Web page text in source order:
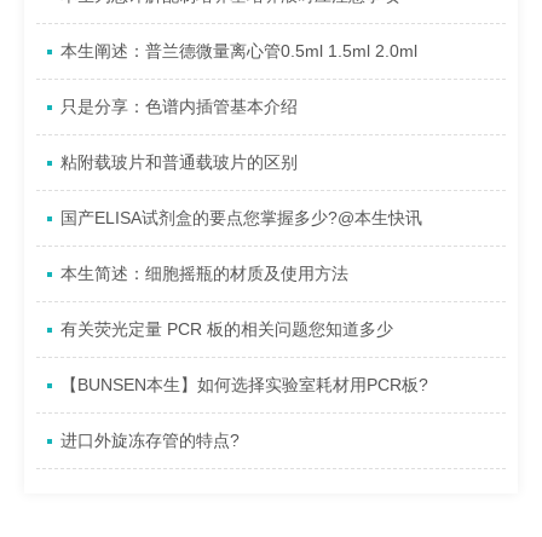
本生阐述：普兰德微量离心管0.5ml 1.5ml 2.0ml
只是分享：色谱内插管基本介绍
粘附载玻片和普通载玻片的区别
国产ELISA试剂盒的要点您掌握多少?@本生快讯
本生简述：细胞摇瓶的材质及使用方法
有关荧光定量 PCR 板的相关问题您知道多少
【BUNSEN本生】如何选择实验室耗材用PCR板?
进口外旋冻存管的特点?